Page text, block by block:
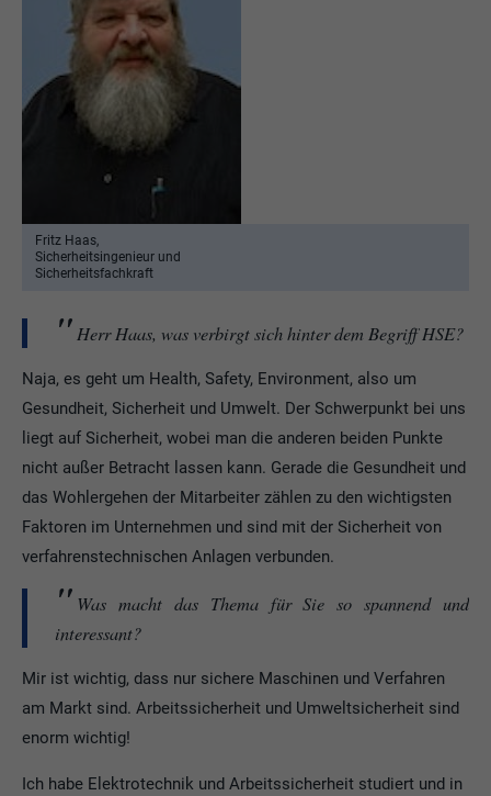
Fritz Haas,
Sicherheitsingenieur und
Sicherheitsfachkraft
Herr Haas, was verbirgt sich hinter dem Begriff HSE?
Naja, es geht um Health, Safety, Environment, also um
Gesundheit, Sicherheit und Umwelt. Der Schwerpunkt bei uns
liegt auf Sicherheit, wobei man die anderen beiden Punkte
nicht außer Betracht lassen kann. Gerade die Gesundheit und
das Wohlergehen der Mitarbeiter zählen zu den wichtigsten
Faktoren im Unternehmen und sind mit der Sicherheit von
verfahrenstechnischen Anlagen verbunden.
Was macht das Thema für Sie so spannend und
interessant?
Mir ist wichtig, dass nur sichere Maschinen und Verfahren
am Markt sind. Arbeitssicherheit und Umweltsicherheit sind
enorm wichtig!
Ich habe Elektrotechnik und Arbeitssicherheit studiert und in